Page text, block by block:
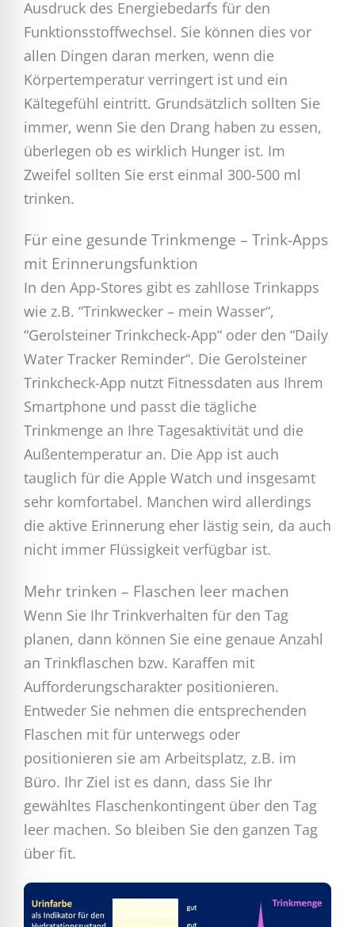
Ausdruck des Energiebedarfs für den
Funktionsstoffwechsel. Sie können dies vor
allen Dingen daran merken, wenn die
Körpertemperatur verringert ist und ein
Kältegefühl eintritt. Grundsätzlich sollten Sie
immer, wenn Sie den Drang haben zu essen,
überlegen ob es wirklich Hunger ist. Im
Zweifel sollten Sie erst einmal 300-500 ml
trinken.
Für eine gesunde Trinkmenge – Trink-Apps
mit Erinnerungsfunktion
In den App-Stores gibt es zahllose Trinkapps
wie z.B. “Trinkwecker – mein Wasser“,
“Gerolsteiner Trinkcheck-App“ oder den “Daily
Water Tracker Reminder“. Die Gerolsteiner
Trinkcheck-App nutzt Fitnessdaten aus Ihrem
Smartphone und passt die tägliche
Trinkmenge an Ihre Tagesaktivität und die
Außentemperatur an. Die App ist auch
tauglich für die Apple Watch und insgesamt
sehr komfortabel. Manchen wird allerdings
die aktive Erinnerung eher lästig sein, da auch
nicht immer Flüssigkeit verfügbar ist.
Mehr trinken – Flaschen leer machen
Wenn Sie Ihr Trinkverhalten für den Tag
planen, dann können Sie eine genaue Anzahl
an Trinkflaschen bzw. Karaffen mit
Aufforderungscharakter positionieren.
Entweder Sie nehmen die entsprechenden
Flaschen mit für unterwegs oder
positionieren sie am Arbeitsplatz, z.B. im
Büro. Ihr Ziel ist es dann, dass Sie Ihr
gewähltes Flaschenkontingent über den Tag
leer machen. So bleiben Sie den ganzen Tag
über fit.